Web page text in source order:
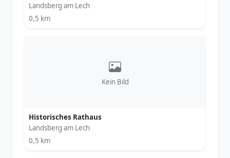
Landsberg am Lech
0,5 km
Kein Bild
Historisches Rathaus
Landsberg am Lech
0,5 km